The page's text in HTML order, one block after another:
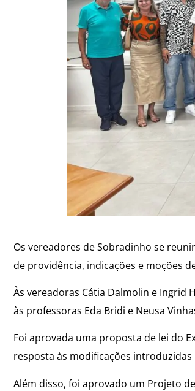
Os vereadores de Sobradinho se
de providência, indicações e moções
Às vereadoras Cátia Dalmolin e Ingrid
às professoras Eda Bridi e Neusa
Foi aprovada uma proposta de lei do
resposta às modificações
Além disso, foi aprovado um Projeto